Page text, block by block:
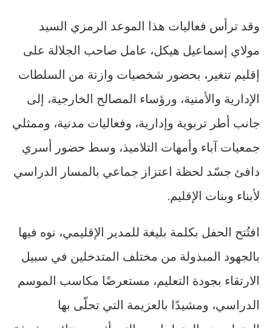
وقد ترأس فعاليات هذا الموعد الرمزي السيد
مولاي إسماعيل هيكل، عامل صاحب الجلالة على
إقليم تنغير، بحضور شخصيات وازنة من السلطات
الإدارية والأمنية، ورؤساء المصالح الخارجية، إلى
جانب أطر تربوية وإدارية، وفعاليات مدنية، وممثلي
جمعيات آباء وأمهات التلاميذ، وسط حضور أسري
دافئ جسّد لحظة اعتزاز جماعي بالمسار الدراسي
لأبناء وبنات الإقليم.
افتُتح الحفل بكلمة بليغة للمدير الإقليمي، نوه فيها
بالجهود المبذولة من مختلف المتدخلين في سبيل
الارتقاء بجودة التعليم، مستعرضًا مكاسب الموسم
الدراسي، ومشيدًا بالعزيمة التي تحلّى بها